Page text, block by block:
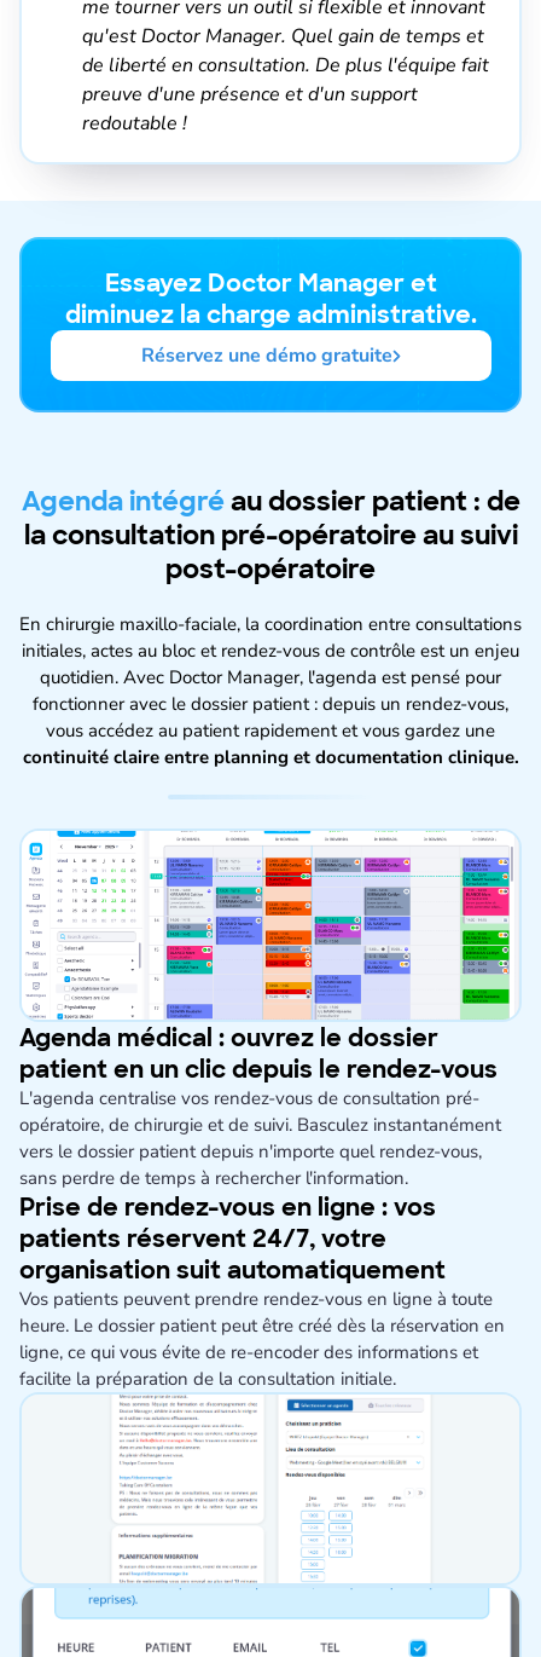
me tourner vers un outil si flexible et innovant
qu'est Doctor Manager. Quel gain de temps et
de liberté en consultation. De plus l'équipe fait
preuve d'une présence et d'un support
redoutable !
Essayez Doctor Manager et
diminuez la charge administrative.
Réservez une démo gratuite
Agenda intégréau dossier patient : de
la consultation pré-opératoire au suivi
post-opératoire
En chirurgie maxillo-faciale, la coordination entre consultations
initiales, actes au bloc et rendez-vous de contrôle est un enjeu
quotidien. Avec Doctor Manager, l'agenda est pensé pour
fonctionner avec le dossier patient : depuis un rendez-vous,
vous accédez au patient rapidement et vous gardez une
continuité claire entre planning et documentation clinique.
Agenda médical : ouvrez le dossier
patient en un clic depuis le rendez-vous
L'agenda centralise vos rendez-vous de consultation pré-
opératoire, de chirurgie et de suivi. Basculez instantanément
vers le dossier patient depuis n'importe quel rendez-vous,
sans perdre de temps à rechercher l'information.
Prise de rendez-vous en ligne : vos
patients réservent 24/7, votre
organisation suit automatiquement
Vos patients peuvent prendre rendez-vous en ligne à toute
heure. Le dossier patient peut être créé dès la réservation en
ligne, ce qui vous évite de re-encoder des informations et
facilite la préparation de la consultation initiale.